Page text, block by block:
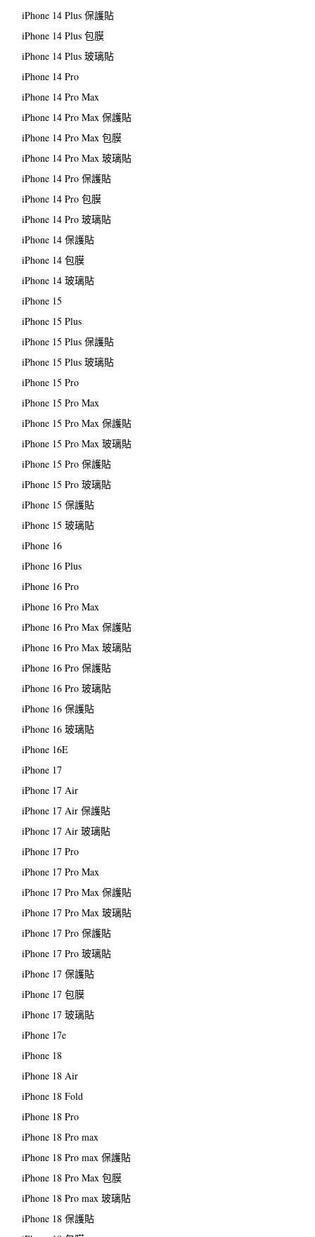
iPhone 14 Plus 保護貼
iPhone 14 Plus 包膜
iPhone 14 Plus 玻璃貼
iPhone 14 Pro
iPhone 14 Pro Max
iPhone 14 Pro Max 保護貼
iPhone 14 Pro Max 包膜
iPhone 14 Pro Max 玻璃貼
iPhone 14 Pro 保護貼
iPhone 14 Pro 包膜
iPhone 14 Pro 玻璃貼
iPhone 14 保護貼
iPhone 14 包膜
iPhone 14 玻璃貼
iPhone 15
iPhone 15 Plus
iPhone 15 Plus 保護貼
iPhone 15 Plus 玻璃貼
iPhone 15 Pro
iPhone 15 Pro Max
iPhone 15 Pro Max 保護貼
iPhone 15 Pro Max 玻璃貼
iPhone 15 Pro 保護貼
iPhone 15 Pro 玻璃貼
iPhone 15 保護貼
iPhone 15 玻璃貼
iPhone 16
iPhone 16 Plus
iPhone 16 Pro
iPhone 16 Pro Max
iPhone 16 Pro Max 保護貼
iPhone 16 Pro Max 玻璃貼
iPhone 16 Pro 保護貼
iPhone 16 Pro 玻璃貼
iPhone 16 保護貼
iPhone 16 玻璃貼
iPhone 16E
iPhone 17
iPhone 17 Air
iPhone 17 Air 保護貼
iPhone 17 Air 玻璃貼
iPhone 17 Pro
iPhone 17 Pro Max
iPhone 17 Pro Max 保護貼
iPhone 17 Pro Max 玻璃貼
iPhone 17 Pro 保護貼
iPhone 17 Pro 玻璃貼
iPhone 17 保護貼
iPhone 17 包膜
iPhone 17 玻璃貼
iPhone 17e
iPhone 18
iPhone 18 Air
iPhone 18 Fold
iPhone 18 Pro
iPhone 18 Pro max
iPhone 18 Pro max 保護貼
iPhone 18 Pro Max 包膜
iPhone 18 Pro max 玻璃貼
iPhone 18 保護貼